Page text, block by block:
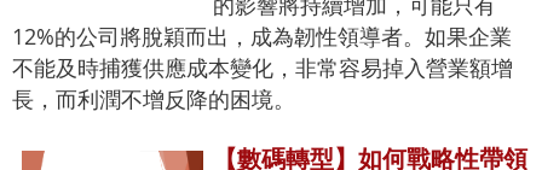
12%的公司將脫穎而出，成為韌性領導者。如果企業
不能及時捕獲供應成本變化，非常容易掉入營業額增
長，而利潤不增反降的困境。
【數碼轉型】如何戰略性帶領